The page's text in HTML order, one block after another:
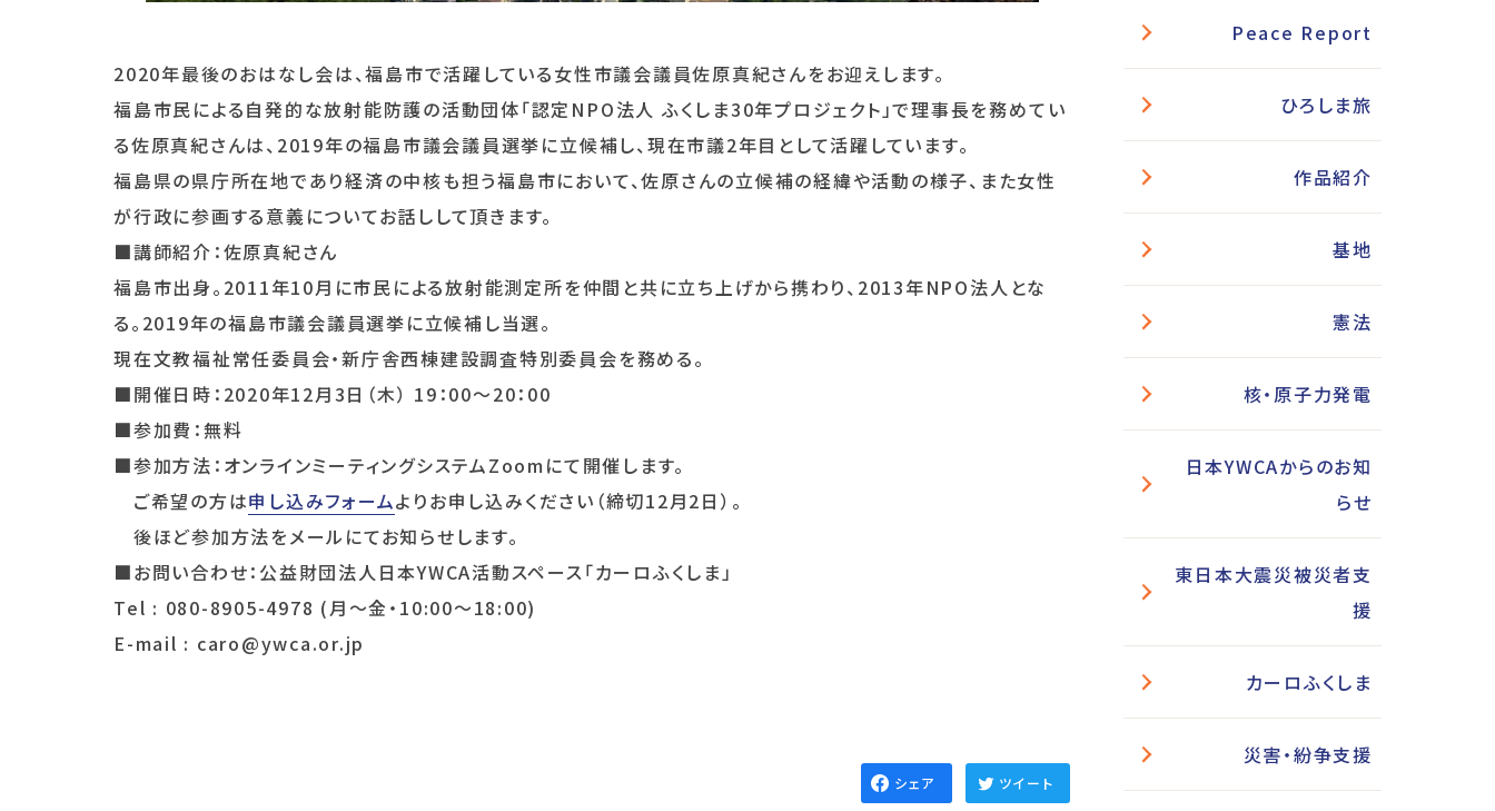
2020年最後のおはなし会は、福島市で活躍している女性市議会議員佐原真紀さんをお迎えします。
福島市民による自発的な放射能防護の活動団体「認定NPO法人 ふくしま30年プロジェクト」で理事長を務めてい
る佐原真紀さんは、2019年の福島市議会議員選挙に立候補し、現在市議2年目として活躍しています。
福島県の県庁所在地であり経済の中核も担う福島市において、佐原さんの立候補の経緯や活動の様子、また女性
が行政に参画する意義についてお話しして頂きます。
■講師紹介：佐原真紀さん
福島市出身。2011年10月に市民による放射能測定所を仲間と共に立ち上げから携わり、2013年NPO法人とな
る。2019年の福島市議会議員選挙に立候補し当選。
現在文教福祉常任委員会・新庁舎西棟建設調査特別委員会を務める。
■開催日時：2020年12月3日（木） 19：00～20：00
■参加費：無料
■参加方法：オンラインミーティングシステムZoomにて開催します。
ご希望の方は申し込みフォームよりお申し込みください（締切12月2日）。
後ほど参加方法をメールにてお知らせします。
■お問い合わせ：公益財団法人日本YWCA活動スペース「カーロふくしま」
Tel : 080-8905-4978 (月～金・10:00～18:00)
E-mail : caro@ywca.or.jp
シェア ツイート
Peace Report
ひろしま旅
作品紹介
基地
憲法
核・原子力発電
日本YWCAからのお知
らせ
東日本大震災被災者支
援
カーロふくしま
災害・紛争支援